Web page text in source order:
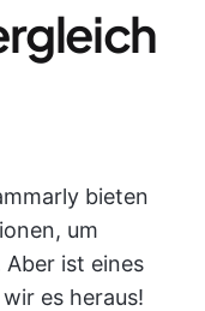
bieten
um
ist eines
es heraus!